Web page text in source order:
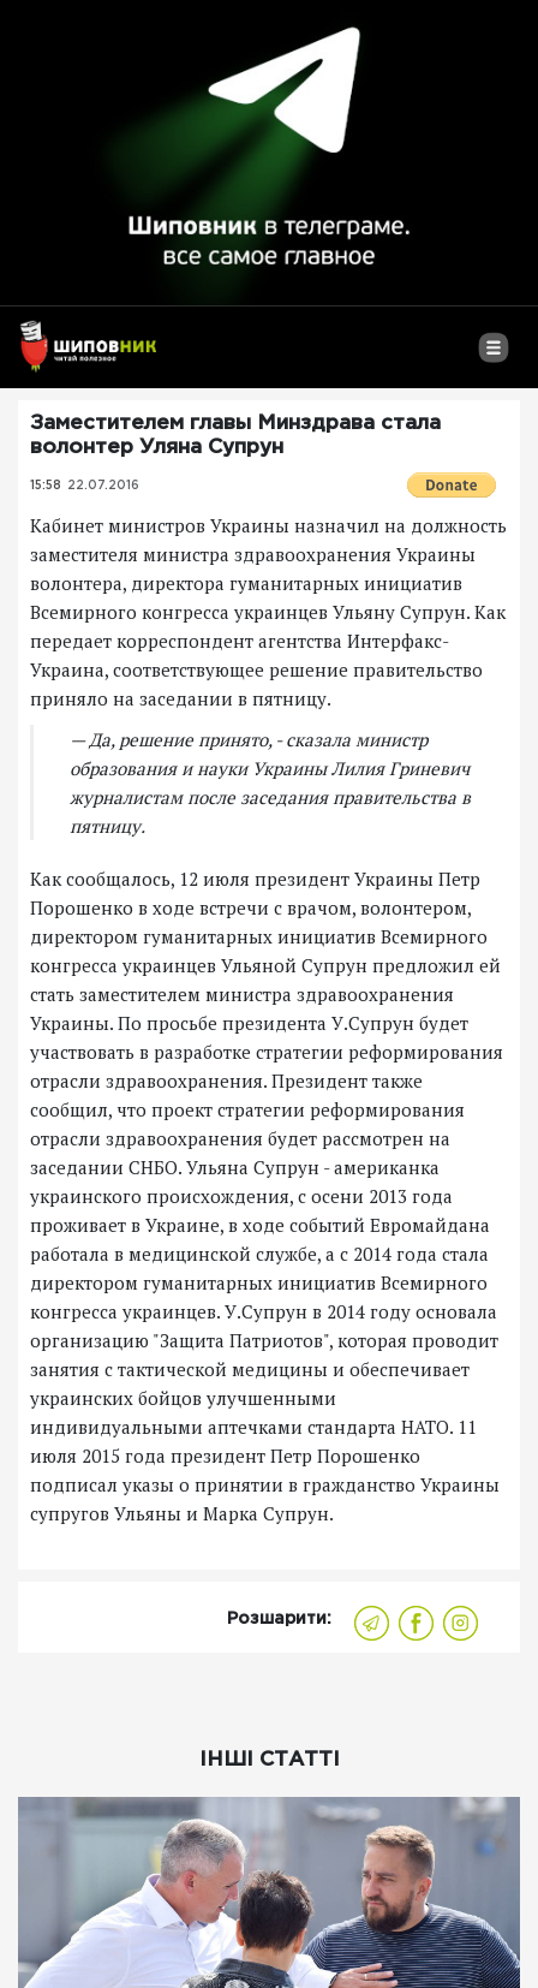
Заместителем главы Минздрава стала
волонтер Уляна Супрун
15:58 22.07.2016
Кабинет министров Украины назначил на должность
заместителя министра здравоохранения Украины
волонтера, директора гуманитарных инициатив
Всемирного конгресса украинцев Ульяну Супрун. Как
передает корреспондент агентства Интерфакс-
Украина, соответствующее решение правительство
приняло на заседании в пятницу.
— Да, решение принято, - сказала министр
образования и науки Украины Лилия Гриневич
журналистам после заседания правительства в
пятницу.
Как сообщалось, 12 июля президент Украины Петр
Порошенко в ходе встречи с врачом, волонтером,
директором гуманитарных инициатив Всемирного
конгресса украинцев Ульяной Супрун предложил ей
стать заместителем министра здравоохранения
Украины. По просьбе президента У.Супрун будет
участвовать в разработке стратегии реформирования
отрасли здравоохранения. Президент также
сообщил, что проект стратегии реформирования
отрасли здравоохранения будет рассмотрен на
заседании СНБО. Ульяна Супрун - американка
украинского происхождения, с осени 2013 года
проживает в Украине, в ходе событий Евромайдана
работала в медицинской службе, а с 2014 года стала
директором гуманитарных инициатив Всемирного
конгресса украинцев. У.Супрун в 2014 году основала
организацию "Защита Патриотов", которая проводит
занятия с тактической медицины и обеспечивает
украинских бойцов улучшенными
индивидуальными аптечками стандарта НАТО. 11
июля 2015 года президент Петр Порошенко
подписал указы о принятии в гражданство Украины
супругов Ульяны и Марка Супрун.
Розшарити:
ІНШІ СТАТТІ